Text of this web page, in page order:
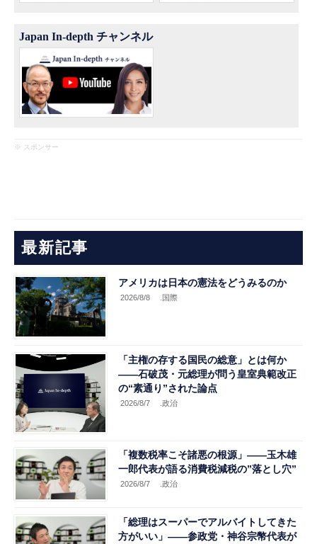
Japan In-depth チャンネル
※ スポンサー
最新記事
アメリカは日本の憲法をどうみるのか
2026/8/8 .国際
「主権の存する国民の総意」とは何か
――石破茂・元総理が問う皇室典範改正
の“素通り”された論点
2026/8/7 .政治
「複数税率こそ諸悪の根源」――玉木雄
一郎代表が語る消費税減税の”落とし穴”
2026/8/7 .政治
「総理はスーパーでアルバイトしてきた
方がいい」――参政党・神谷宗幣代表が